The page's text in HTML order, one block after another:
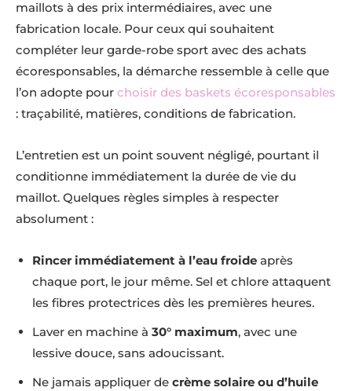
maillots à des prix intermédiaires, avec une
fabrication locale. Pour ceux qui souhaitent
compléter leur garde-robe sport avec des achats
écoresponsables, la démarche ressemble à celle que
l’on adopte pour choisir des baskets écoresponsables
: traçabilité, matières, conditions de fabrication.
L’entretien est un point souvent négligé, pourtant il
conditionne immédiatement la durée de vie du
maillot. Quelques règles simples à respecter
absolument :
Rincer immédiatement à l’eau froide après
chaque port, le jour même. Sel et chlore attaquent
les fibres protectrices dès les premières heures.
Laver en machine à 30° maximum, avec une
lessive douce, sans adoucissant.
Ne jamais appliquer de crème solaire ou d’huile